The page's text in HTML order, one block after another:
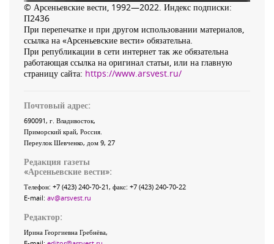
© Арсеньевские вести, 1992—2022. Индекс подписки:
П2436
При перепечатке и при другом использовании материалов,
ссылка на «Арсеньевские вести» обязательна.
При републикации в сети интернет так же обязательна
работающая ссылка на оригинал статьи, или на главную
страницу сайта: https://www.arsvest.ru/
Почтовый адрес:
690091, г. Владивосток,
Приморский край, Россия
Переулок Шевченко, дом 9, 27
Редакция газеты
«Арсеньевские вести»:
Телефон: +7 (423) 240-70-21, факс: +7 (423) 240-70-22
E-mail: av@arsvest.ru
Редактор:
Ирина Георгиевна Гребнёва,